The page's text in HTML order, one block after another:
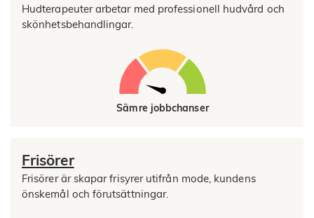
Hudterapeuter arbetar med professionell hudvård och
skönhetsbehandlingar.
Sämre jobbchanser
Frisörer
Frisörer är skapar frisyrer utifrån mode, kundens
önskemål och förutsättningar.